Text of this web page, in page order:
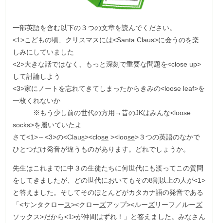
一部英語を含む以下の３つの文章を読んでください。
<1>こどもの頃、クリスマスには<Santa Claus>に会うのを楽
しみにしていました
<2>大きな話ではなく、もっと深刻で重要な問題を<close up>
して討論しよう
<3>家にノートを忘れてきてしまったからきみの<loose leaf>を
一枚くれないか
※もう少し前の世代の方用→昔のJKはみんな<loose
socks>を履いていたよ
さて<1>～<3>の<Claus><close ><loose>３つの英語のなかで
ひとつだけ発音が違うものがあります。どれでしょうか。
先生はこれまでに中３の生徒たちに何世代にも渡ってこの質問
をしてきましたが、どの世代においてもその8割以上の人が<1>
と答えました。そしてそのほとんどがカタカナ語の発音である
「<サンタクロース><クローズアップ><ルーズリーフ／ルーズ
ソックス>だから<1>が仲間はずれ！」と答えました。みなさん